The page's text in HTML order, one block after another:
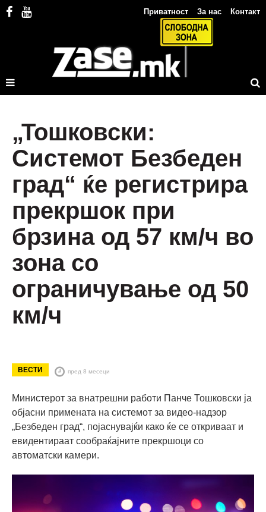
Приватност За нас Контакт
„Тошковски:
Системот Безбеден
град“ ќе регистрира
прекршок при
брзина од 57 км/ч во
зона со
ограничување од 50
км/ч
ВЕСТИ пред 8 месеци
Министерот за внатрешни работи Панче Тошковски ја
објасни примената на системот за видео-надзор
„Безбеден град“, појаснувајќи како ќе се откриваат и
евидентираат сообраќајните прекршоци со
автоматски камери.